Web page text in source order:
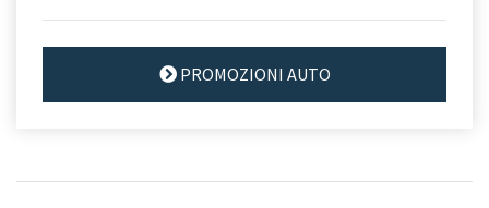
PROMOZIONI AUTO